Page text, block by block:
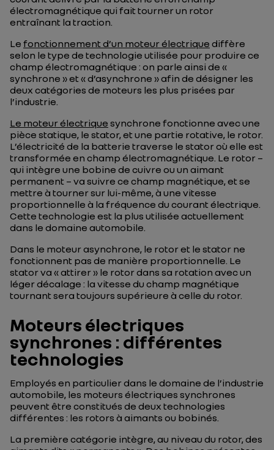
électromagnétique qui fait tourner un rotor
entraînant la traction.
Le fonctionnement d’un moteur électrique diffère
selon le type de technologie utilisée pour produire ce
champ électromagnétique : on parle ainsi de «
synchrone » et « d’asynchrone » afin de désigner les
deux catégories de moteurs les plus prisées par
l’industrie.
Le moteur électrique synchrone fonctionne avec une
pièce statique, le stator, et une partie rotative, le rotor.
L’électricité de la batterie traverse le stator où elle est
transformée en champ électromagnétique. Le rotor –
qui intègre une bobine de cuivre ou un aimant
permanent – va suivre ce champ magnétique, et se
mettre à tourner sur lui-même, à une vitesse
proportionnelle à la fréquence du courant électrique.
Cette technologie est la plus utilisée actuellement
dans le domaine automobile.
Dans le moteur asynchrone, le rotor et le stator ne
fonctionnent pas de manière proportionnelle. Le
stator va « attirer » le rotor dans sa rotation avec un
léger décalage : la vitesse du champ magnétique
tournant sera toujours supérieure à celle du rotor.
Moteurs électriques
synchrones : différentes
technologies
Employés en particulier dans le domaine de l’industrie
automobile, les moteurs électriques synchrones
peuvent être constitués de deux technologies
différentes : les rotors à aimants ou bobinés.
La première catégorie intègre, au niveau du rotor, des